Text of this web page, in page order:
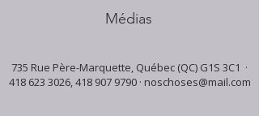
Médias
735 Rue Père-Marquette, Québec (QC) G1S 3C1 ·
418 623 3026,418 907 9790· noschoses@mail.com